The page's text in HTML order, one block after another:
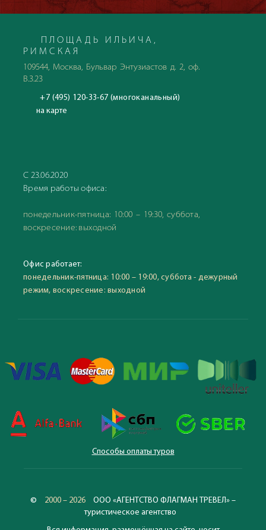
ПЛОЩАДЬ ИЛЬИЧА,
РИМСКАЯ
109544, Москва, Бульвар Энтузиастов д. 2, оф.
В.3.23
+7 (495) 120-33-67 (многоканальный)
на карте
С 23.06.2020
Время работы офиса:
понедельник-пятница: 10:00 – 19:30, суббота,
воскресение: выходной
Офис работает:
понедельник-пятница: 10:00 – 19:00, суббота - дежурный
режим, воскресение: выходной
Способы оплаты туров
© 2000 – 2026
ООО «АГЕНТСТВО ФЛАГМАН ТРЕВЕЛ» –
туристическое агентство